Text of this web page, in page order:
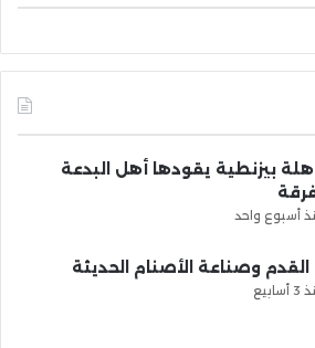
بيزنطية يقودها أهل البدعة
أسبوع واحد
القدم وصناعة الأصنام الحديثة